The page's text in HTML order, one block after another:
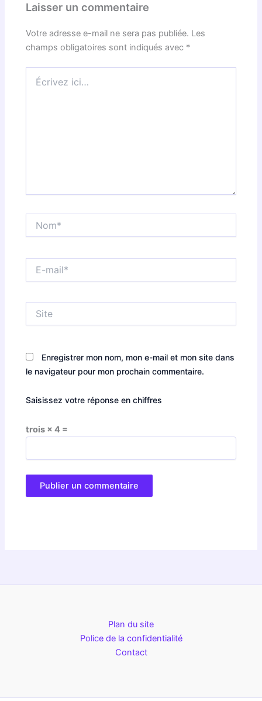
Laisser un commentaire
Votre adresse e-mail ne sera pas publiée. Les
champs obligatoires sont indiqués avec *
ici…
mail*
Enregistrer mon nom, mon e-mail et mon site dans
le navigateur pour mon prochain commentaire.
Saisissez votre réponse en chiffres
trois × 4 =
Plan du site
Police de la confidentialité
Contact